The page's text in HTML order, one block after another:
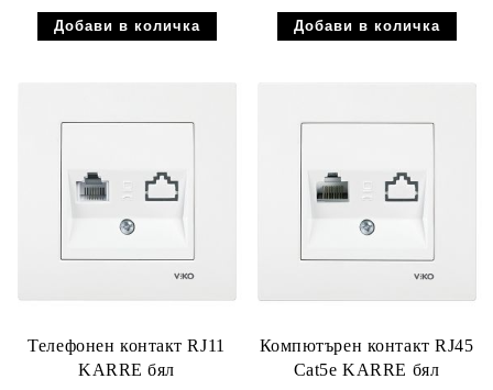
Телефонен контакт RJ11
KARRE бял
Компютърен контакт RJ45
Cat5e KARRE бял